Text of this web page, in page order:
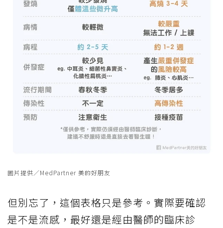
圖片提供／MedPartner 美的好朋友
但別忘了，這個表格只是參考。實際要確認
是不是流感，最好還是經由醫師的臨床診